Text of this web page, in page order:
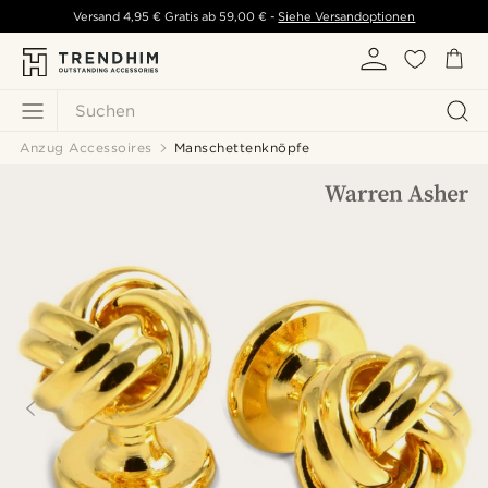
Suchen
Versand 4,95 € Gratis ab59,00 € - Siehe Versandoptionen
Anzug Accessoires Manschettenknöpfe